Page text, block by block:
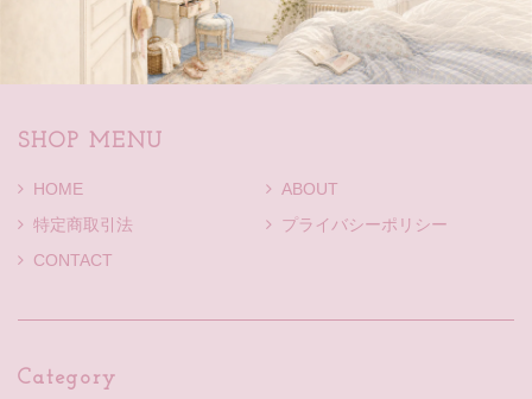
SHOP MENU
HOME
ABOUT
特定商取引法
プライバシーポリシー
CONTACT
Category